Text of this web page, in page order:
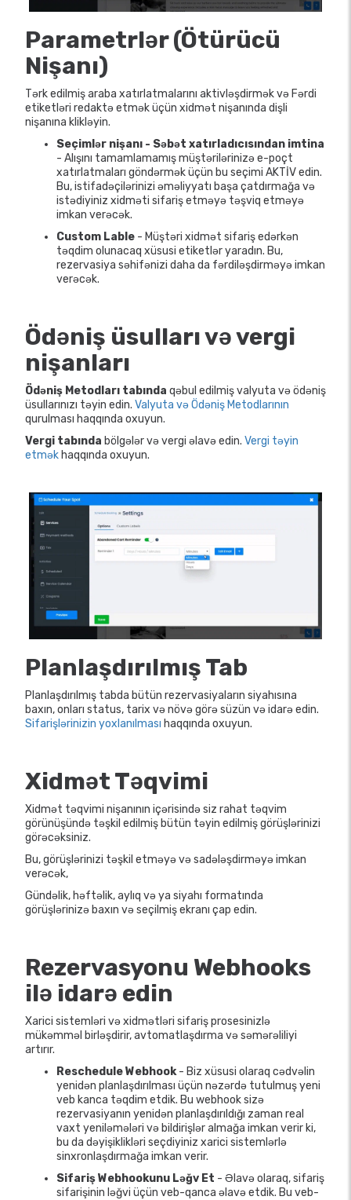
Parametrlər (Ötürücü
Nişanı)
Tərk edilmiş araba xatırlatmalarını aktivləşdirmək və Fərdi
etiketləri redaktə etmək üçün xidmət nişanında dişli
nişanına klikləyin.
Seçimlər nişanı - Səbət xatırladıcısından imtina
- Alışını tamamlamamış müştərilərinizə e-poçt
xatırlatmaları göndərmək üçün bu seçimi AKTİV edin.
Bu, istifadəçilərinizi əməliyyatı başa çatdırmağa və
istədiyiniz xidməti sifariş etməyə təşviq etməyə
imkan verəcək.
Custom Lable - Müştəri xidmət sifariş edərkən
təqdim olunacaq xüsusi etiketlər yaradın. Bu,
rezervasiya səhifənizi daha da fərdiləşdirməyə imkan
verəcək.
Ödəniş üsulları və vergi
nişanları
Ödəniş Metodları tabında qəbul edilmiş valyuta və ödəniş
üsullarınızı təyin edin. Valyuta və Ödəniş Metodlarının
qurulması haqqında oxuyun.
Vergi tabında bölgələr və vergi əlavə edin. Vergi təyin
etmək haqqında oxuyun.
Planlaşdırılmış Tab
Planlaşdırılmış tabda bütün rezervasiyaların siyahısına
baxın, onları status, tarix və növə görə süzün və idarə edin.
Sifarişlərinizin yoxlanılması haqqında oxuyun.
Xidmət Təqvimi
Xidmət təqvimi nişanının içərisində siz rahat təqvim
görünüşündə təşkil edilmiş bütün təyin edilmiş görüşlərinizi
görəcəksiniz.
Bu, görüşlərinizi təşkil etməyə və sadələşdirməyə imkan
verəcək,
Gündəlik, həftəlik, aylıq və ya siyahı formatında
görüşlərinizə baxın və seçilmiş ekranı çap edin.
Rezervasyonu Webhooks
ilə idarə edin
Xarici sistemləri və xidmətləri sifariş prosesinizlə
mükəmməl birləşdirir, avtomatlaşdırma və səmərəliliyi
artırır.
Reschedule Webhook- Biz xüsusi olaraq cədvəlin
yenidən planlaşdırılması üçün nəzərdə tutulmuş yeni
veb kanca təqdim etdik. Bu webhook sizə
rezervasiyanın yenidən planlaşdırıldığı zaman real
vaxt yeniləmələri və bildirişlər almağa imkan verir ki,
bu da dəyişiklikləri seçdiyiniz xarici sistemlərlə
sinxronlaşdırmağa imkan verir.
Sifariş Webhookunu Ləğv Et - Əlavə olaraq, sifariş
sifarişinin ləğvi üçün veb-qanca əlavə etdik. Bu veb-